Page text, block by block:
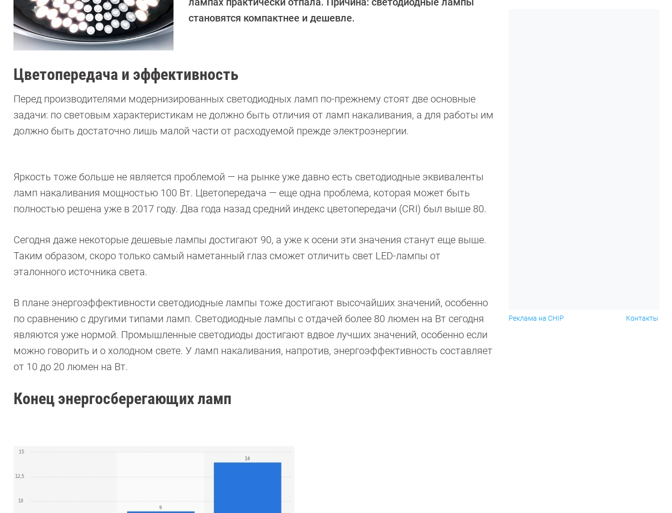
становятся компактнее и дешевле.
Цветопередача и эффективность
Перед производителями модернизированных светодиодных ламп по-прежнему стоят две основные
задачи: по световым характеристикам не должно быть отличия от ламп накаливания, а для работы им
должно быть достаточно лишь малой части от расходуемой прежде электроэнергии.
Яркость тоже больше не является проблемой — на рынке уже давно есть светодиодные эквиваленты
ламп накаливания мощностью 100 Вт. Цветопередача — еще одна проблема, которая может быть
полностью решена уже в 2017 году. Два года назад средний индекс цветопередачи (CRI) был выше 80.
Сегодня даже некоторые дешевые лампы достигают 90, а уже к осени эти значения станут еще выше.
Таким образом, скоро только самый наметанный глаз сможет отличить свет LED-лампы от
эталонного источника света.
В плане энергоэффективности светодиодные лампы тоже достигают высочайших значений, особенно
по сравнению с другими типами ламп. Светодиодные лампы с отдачей более 80 люмен на Вт сегодня
являются уже нормой. Промышленные светодиоды достигают вдвое лучших значений, особенно если
можно говорить и о холодном свете. У ламп накаливания, напротив, энергоэффективность составляет
от 10 до 20 люмен на Вт.
Конец энергосберегающих ламп
Реклама на CHIP Контакты